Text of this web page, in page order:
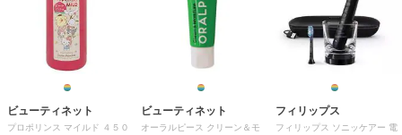
ビューティネット
プロポリンス マイルド ４５０
ビューティネット
オーラルピース クリーン＆モ
フィリップス
フィリップス ソニッケアー 電